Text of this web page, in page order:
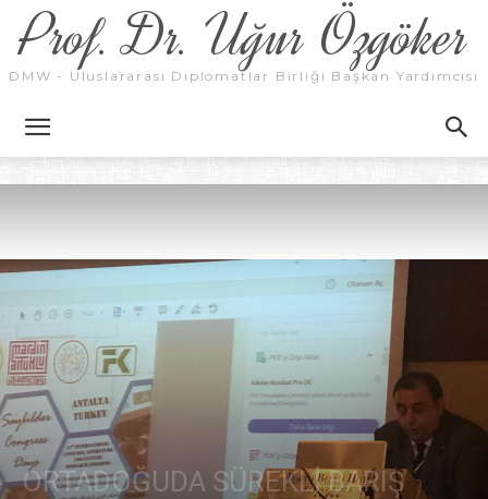
Prof. Dr. Uğur Özgöker
DMW - Uluslararası Diplomatlar Birliği Başkan Yardımcısı
ORTADOĞUDA SÜREKLİ BARIŞ